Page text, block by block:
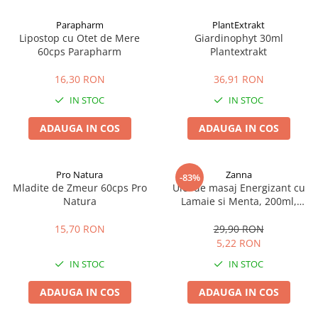
Sanatatea ochilor
Hepato-biliare
Glanda tiroida
Probleme renale
Prostata, urologie
Sistemul osos
Produse naturiste
Antiinflamator
Antitumorale
Articulatii sanatoase
Cardiovasculare
Indulcitori
Miere
Bomboane
Gume de mestecat
Siropuri, gemuri
Ciocolata
Miere Manuka
Mancare sanatoasa
Leguminoase
Uleiuri alimentare
Ulei CBD
Geluri de dus naturale
Vopsele
Produse de uz casnic
Produse pentru bucatarie
Produse igienizare
Deodorante
Igiena orala
Protectie antivirala
Sare de baie
Detergenti Bio
Parapharm
Lipostop cu Otet de Mere
60cps Parapharm
16,30 RON
IN STOC
ADAUGA IN COS
PlantExtrakt
Giardinophyt 30ml
Plantextrakt
36,91 RON
IN STOC
ADAUGA IN COS
Pro Natura
Mladite de Zmeur 60cps Pro
Natura
15,70 RON
IN STOC
ADAUGA IN COS
-83% Zanna
Ulei de masaj Energizant cu
Lamaie si Menta, 200ml,
29,90 RON
5,22 RON
IN STOC
ADAUGA IN COS